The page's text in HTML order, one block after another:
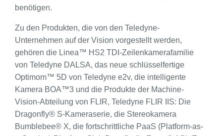
benötigen.
Zu den Produkten, die von den Teledyne-
Unternehmen auf der Vision vorgestellt werden,
gehören die Linea™ HS2 TDI-Zeilenkamerafamilie
von Teledyne DALSA, das neue schlüsselfertige
Optimom™ 5D von Teledyne e2v, die intelligente
Kamera BOA™3 und die Produkte der Machine-
Vision-Abteilung von FLIR, Teledyne FLIR IIS: Die
Dragonfly® S-Kameraserie, die Stereokamera
Bumblebee® X, die fortschrittliche PaaS (Platform-as-